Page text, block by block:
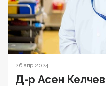
26 апр 2024
Д-р Асен